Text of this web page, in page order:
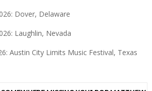
Dover, Delaware
Laughlin, Nevada
Austin City Limits Music Festival, Texas